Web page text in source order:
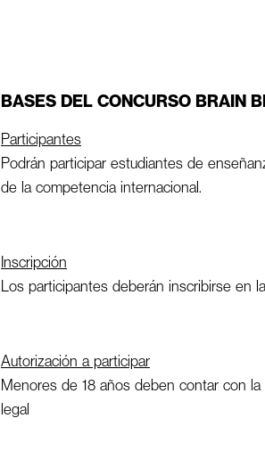
BASES DEL CONCURSO BRAIN
Participantes
Podrán participar estudiantes de
de la competencia internacional.
Inscripción
Los participantes deberán inscribirse en
Autorización a participar
Menores de 18 años deben contar con
legal